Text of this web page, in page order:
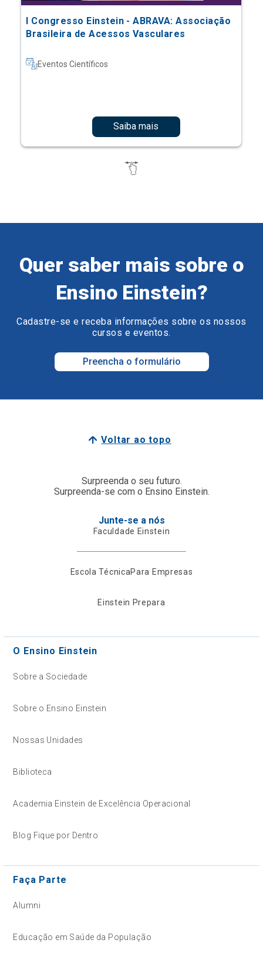
I Congresso Einstein - ABRAVA: Associação
Brasileira de Acessos Vasculares
Eventos Científicos
Saiba mais
Quer saber mais sobre o
Ensino Einstein?
Cadastre-se e receba informações sobre os nossos
cursos e eventos.
Preencha o formulário
Voltar ao topo
Surpreenda o seu futuro.
Surpreenda-se com o Ensino Einstein.
Junte-se a nós
Faculdade Einstein
Escola TécnicaPara Empresas
Einstein Prepara
O Ensino Einstein
Sobre a Sociedade
Sobre o Ensino Einstein
Nossas Unidades
Biblioteca
Academia Einstein de Excelência Operacional
Blog Fique por Dentro
Faça Parte
Alumni
Educação em Saúde da População